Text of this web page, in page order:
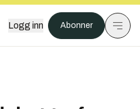
Logg inn Abonner